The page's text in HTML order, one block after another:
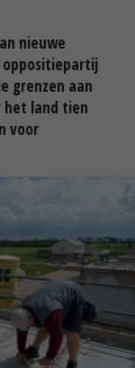
nieuwe
oppositiepartij
grenzen aan
het land tien
voor